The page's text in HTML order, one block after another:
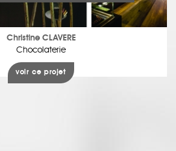
Christine CLAVERE
Chocolaterie
voir ce projet